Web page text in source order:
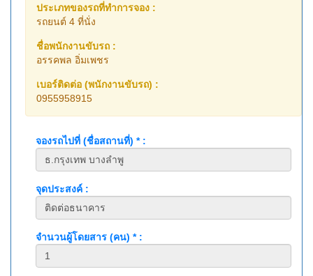
ประเภทของรถที่ทำการจอง :
รถยนต์ 4 ที่นั่ง
ชื่อพนักงานขับรถ :
อรรคพล อิ่มเพชร
เบอร์ติดต่อ (พนักงานขับรถ) :
0955958915
จองรถไปที่ (ชื่อสถานที่) * :
จุดประสงค์ :
จำนวนผู้โดยสาร (คน) * :